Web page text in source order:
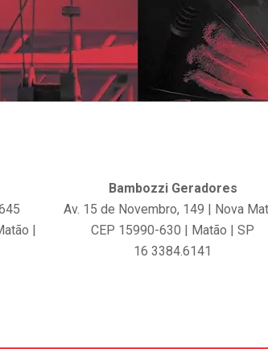
|
Bambozzi Geradores
Av. 15 de Novembro, 149 | Nova
CEP 15990-630 | Matão | SP
16 3384.6141